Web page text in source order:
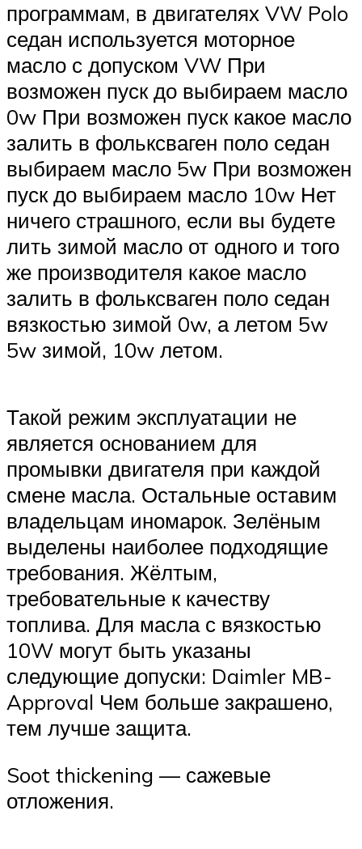
программам, в двигателях VW Polo
седан используется моторное
масло с допуском VW При
возможен пуск до выбираем масло
0w При возможен пуск какое масло
залить в фольксваген поло седан
выбираем масло 5w При возможен
пуск до выбираем масло 10w Нет
ничего страшного, если вы будете
лить зимой масло от одного и того
же производителя какое масло
залить в фольксваген поло седан
вязкостью зимой 0w, а летом 5w
5w зимой, 10w летом.
Такой режим эксплуатации не
является основанием для
промывки двигателя при каждой
смене масла. Остальные оставим
владельцам иномарок. Зелёным
выделены наиболее подходящие
требования. Жёлтым,
требовательные к качеству
топлива. Для масла с вязкостью
10W могут быть указаны
следующие допуски: Daimler MB-
Approval Чем больше закрашено,
тем лучше защита.
Soot thickening — сажевые
отложения.